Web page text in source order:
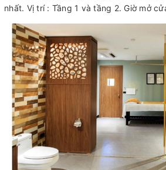
nhất. Vị trí : Tầng 1 và tầng 2. Giờ mở